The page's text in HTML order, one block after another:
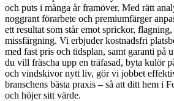
och puts i många år framöver. Med rätt
noggrant förarbete och premiumfärger
ett resultat som står emot sprickor,
missfärgning. Vi erbjuder kostnadsfri
med fast pris och tidsplan, samt garanti på
du vill fräscha upp en träfasad, byta kulör
och vindskivor nytt liv, gör vi jobbet
branschens bästa praxis – så att ditt hem i
och höjer sitt värde.